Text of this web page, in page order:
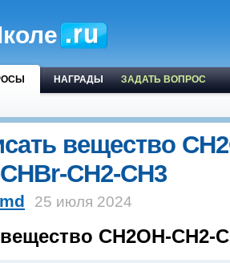
НАГРАДЫ ЗАДАТЬ ВОПРОС
вещество
CH2-CH3
25 июля 2024
СH2OH-CH2-